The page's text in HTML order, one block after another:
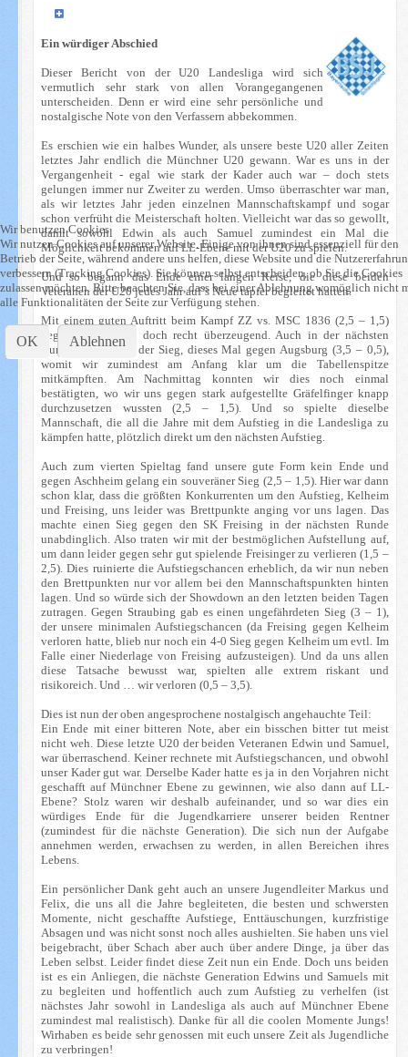
Ein würdiger Abschied
Dieser Bericht von der U20 Landesliga wird sich
vermutlich sehr stark von allen Vorangegangenen
unterscheiden. Denn er wird eine sehr persönliche und
nostalgische Note von den Verfassern abbekommen.
Es erschien wie ein halbes Wunder, als unsere beste U20 aller Zeiten
letztes Jahr endlich die Münchner U20 gewann. War es uns in der
Vergangenheit - egal wie stark der Kader auch war – doch stets
gelungen immer nur Zweiter zu werden. Umso überraschter war man,
als wir letztes Jahr jeden einzelnen Mannschaftskampf und sogar
schon verfrüht die Meisterschaft holten. Vielleicht war das so gewollt,
damit sowohl Edwin als auch Samuel zumindest ein Mal die
Möglichkeit bekommen auf LL-Ebene mit der U20 zu spielen.
Und so begann das Ende einer langen Reise, die diese beiden
Veteranen der U20 jedes Jahr auf’s Neue tapfer begleitet hatten.
Mit einem guten Auftritt beim Kampf ZZ vs. MSC 1836 (2,5 – 1,5)
begann das Ganze doch recht überzeugend. Auch in der nächsten
Runde gelang uns der Sieg, dieses Mal gegen Augsburg (3,5 – 0,5),
womit wir zumindest am Anfang klar um die Tabellenspitze
mitkämpften. Am Nachmittag konnten wir dies noch einmal
bestätigten, wo wir uns gegen stark aufgestellte Gräfelfinger knapp
durchzusetzen wussten (2,5 – 1,5). Und so spielte dieselbe
Mannschaft, die all die Jahre mit dem Aufstieg in die Landesliga zu
kämpfen hatte, plötzlich direkt um den nächsten Aufstieg.
Auch zum vierten Spieltag fand unsere gute Form kein Ende und
gegen Aschheim gelang ein souveräner Sieg (2,5 – 1,5). Hier war dann
schon klar, dass die größten Konkurrenten um den Aufstieg, Kelheim
und Freising, uns leider was Brettpunkte anging vor uns lagen. Das
machte einen Sieg gegen den SK Freising in der nächsten Runde
unabdinglich. Also traten wir mit der bestmöglichen Aufstellung auf,
um dann leider gegen sehr gut spielende Freisinger zu verlieren (1,5 –
2,5). Dies ruinierte die Aufstiegschancen erheblich, da wir nun neben
den Brettpunkten nur vor allem bei den Mannschaftspunkten hinten
lagen. Und so würde sich der Showdown an den letzten beiden Tagen
zutragen. Gegen Straubing gab es einen ungefährdeten Sieg (3 – 1),
der unsere minimalen Aufstiegschancen (da Freising gegen Kelheim
verloren hatte, blieb nur noch ein 4-0 Sieg gegen Kelheim um evtl. Im
Falle einer Niederlage von Freising aufzusteigen). Und da uns allen
diese Tatsache bewusst war, spielten alle extrem riskant und
risikoreich. Und … wir verloren (0,5 – 3,5).
Dies ist nun der oben angesprochene nostalgisch angehauchte Teil:
Ein Ende mit einer bitteren Note, aber ein bisschen bitter tut meist
nicht weh. Diese letzte U20 der beiden Veteranen Edwin und Samuel,
war überraschend. Keiner rechnete mit Aufstiegschancen, und obwohl
unser Kader gut war. Derselbe Kader hatte es ja in den Vorjahren nicht
geschafft auf Münchner Ebene zu gewinnen, wie also dann auf LL-
Ebene? Stolz waren wir deshalb aufeinander, und so war dies ein
würdiges Ende für die Jugendkarriere unserer beiden Rentner
(zumindest für die nächste Generation). Die sich nun der Aufgabe
annehmen werden, erwachsen zu werden, in allen Bereichen ihres
Lebens.
Ein persönlicher Dank geht auch an unsere Jugendleiter Markus und
Felix, die uns all die Jahre begleiteten, die besten und schwersten
Momente, nicht geschaffte Aufstiege, Enttäuschungen, kurzfristige
Absagen und was nicht sonst noch alles aushielten. Sie haben uns viel
beigebracht, über Schach aber auch über andere Dinge, ja über das
Leben selbst. Leider findet diese Zeit nun ein Ende. Doch uns beiden
ist es ein Anliegen, die nächste Generation Edwins und Samuels mit
zu begleiten und hoffentlich auch zum Aufstieg zu verhelfen (ist
nächstes Jahr sowohl in Landesliga als auch auf Münchner Ebene
zumindest mal realistisch). Danke für all die coolen Momente Jungs!
Wirhaben es beide sehr genossen mit euch unsere Zeit als Jugendliche
zu verbringen!
Wir benutzen Cookies
Wir nutzen Cookies auf unserer Website. Einige von ihnen sind essenziell für den
Betrieb der Seite, während andere uns helfen, diese Website und die
verbessern (Tracking Cookies). Sie können selbst entscheiden, ob Sie die Cookies
zulassen möchten. Bitte beachten Sie, dass bei einer Ablehnung womöglich nicht
alle Funktionalitäten der Seite zur Verfügung stehen.
OK Ablehnen